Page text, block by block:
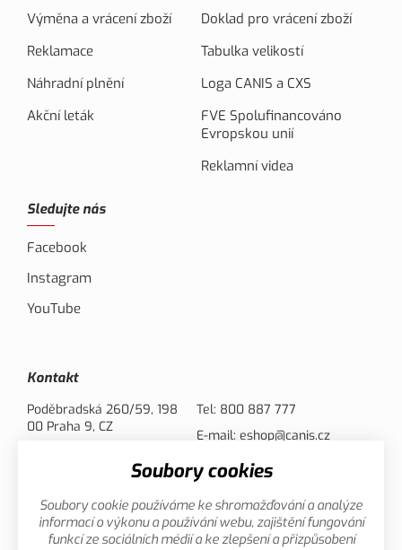
Výměna a vrácení zboží
Reklamace
Náhradní plnění
Akční leták
Doklad pro vrácení zboží
Tabulka velikostí
Loga CANIS a CXS
FVE Spolufinancováno
Evropskou unií
Reklamní videa
Sledujte nás
Facebook
Instagram
YouTube
Kontakt
Poděbradská 260/59, 198
00 Praha 9, CZ
Tel: 800 887 777
E-mail: eshop@canis.cz
Možnosti platby
Soubory cookies
Soubory cookie používáme ke shromažďování a analýze
informací o výkonu a používání webu, zajištění fungování
funkcí ze sociálních médií a ke zlepšení a přizpůsobení